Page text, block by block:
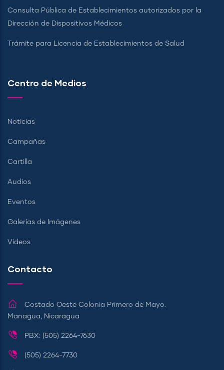
Consulta Pública de Establecimientos autorizados por la
Dirección de Dispositivos Médicos
Trámite para Licencia de Establecimientos de Salud
Centro de Medios
Noticias
Campañas
Cartilla
Audios
Eventos
Galerías de Imágenes
Videos
Contacto
Costado Oeste Colonia Primero de Mayo.
Managua, Nicaragua
PBX: (505) 2264-7630
(505) 2264-7730